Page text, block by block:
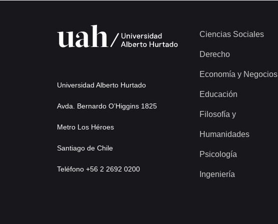
Universidad Alberto Hurtado
Avda. Bernardo O’Higgins 1825
Metro Los Héroes
Santiago de Chile
Teléfono +56 2 2692 0200
Ciencias Sociales
Derecho
Economía y Negocios
Educación
Filosofía y
Humanidades
Psicología
Ingeniería